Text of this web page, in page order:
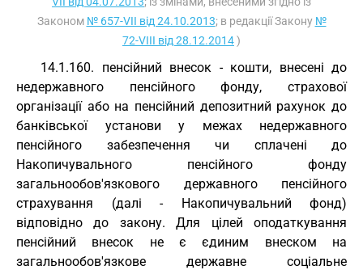
Законом № 657-VII від 24.10.2013; в редакції Закону №
72-VIII від 28.12.2014)
14.1.160. пенсійний внесок - кошти, внесені до
недержавного пенсійного фонду, страхової
організації або на пенсійний депозитний рахунок до
банківської установи у межах недержавного
пенсійного забезпечення чи сплачені до
Накопичувального пенсійного фонду
загальнообов'язкового державного пенсійного
страхування (далі - Накопичувальний фонд)
відповідно до закону. Для цілей оподаткування
пенсійний внесок не є єдиним внеском на
загальнообов'язкове державне соціальне